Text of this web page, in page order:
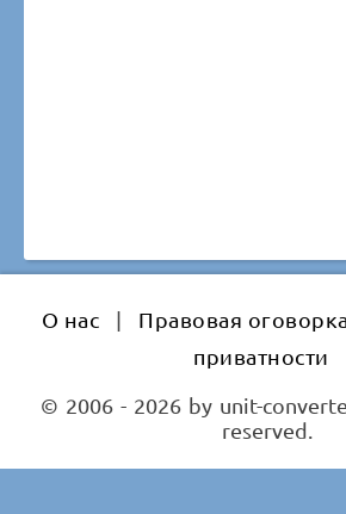
О нас | Правовая оговорка
приватности
© 2006 - 2026 by unit-
reserved.